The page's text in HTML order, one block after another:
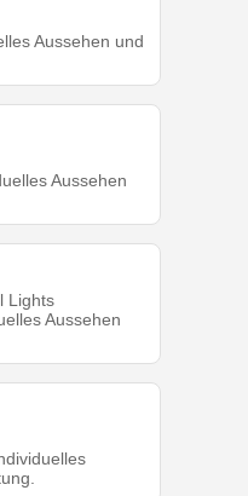
Aussehen und
Aussehen
Lights
Aussehen